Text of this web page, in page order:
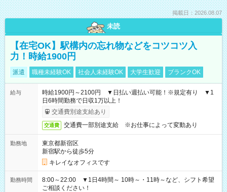
掲載日：2026.08.07
未読
【在宅OK】駅構内の忘れ物などをコツコツ入
力！時給1900円
派遣 職種未経験OK 社会人未経験OK 大学生歓迎 ブランクOK
給与
時給1900円～2100円 ▼日払い週払い可能！※規定有り ▼1
日6時間勤務で日収1万以上！
交通費別途支給あり
交通費 交通費一部別途支給 ※お仕事によって変動あり
勤務地
東京都新宿区
新宿駅から徒歩5分
キレイなオフィスです
勤務時間
8:00～22:00 ▼1日4時間～ 10時～・11時～など、シフト希望
ご相談ください！